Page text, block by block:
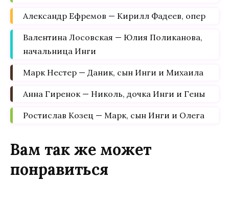
Александр Ефремов — Кирилл Фадеев, опер
Валентина Лосовская — Юлия Поликанова,
начальница Инги
Марк Нестер — Даник, сын Инги и Михаила
Анна Гиренок — Николь, дочка Инги и Гены
Ростислав Козец — Марк, сын Инги и Олега
Вам так же может
понравиться